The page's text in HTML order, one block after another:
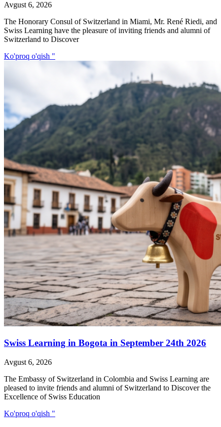
Avgust 6, 2026
The Honorary Consul of Switzerland in Miami, Mr. René Riedi, and
Swiss Learning have the pleasure of inviting friends and alumni of
Switzerland to Discover
Ko'proq o'qish "
Swiss Learning in Bogota in September 24th 2026
Avgust 6, 2026
The Embassy of Switzerland in Colombia and Swiss Learning are
pleased to invite friends and alumni of Switzerland to Discover the
Excellence of Swiss Education
Ko'proq o'qish "